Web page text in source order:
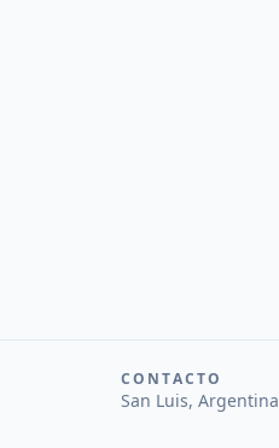
CONTACTO
San Luis, Argentina